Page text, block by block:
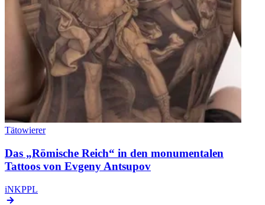
Tätowierer
Das „Römische Reich“ in den monumentalen
Tattoos von Evgeny Antsupov
iNKPPL